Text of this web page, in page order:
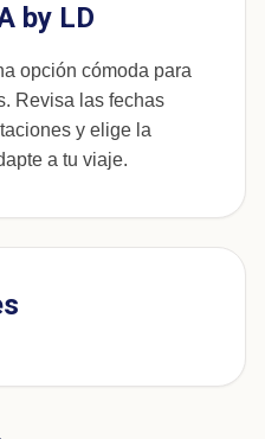
by LD
opción cómoda para
Revisa las fechas
y elige la
a tu viaje.